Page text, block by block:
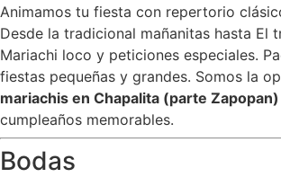
Animamos tu fiesta con repertorio
Desde la tradicional mañanitas hasta El
Mariachi loco y peticiones especiales.
fiestas pequeñas y grandes. Somos la
mariachis en Chapalita (parte Zapopan)
cumpleaños memorables.
Bodas